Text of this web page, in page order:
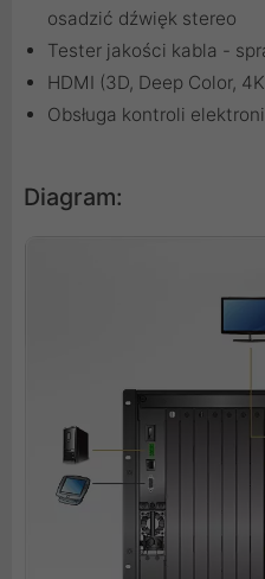
osadzić dźwięk stereo
Tester jakości kabla -
HDMI (3D, Deep Color,
Obsługa kontroli
Diagram: